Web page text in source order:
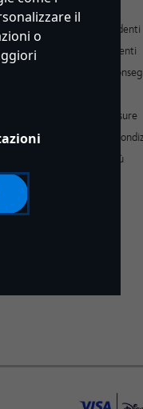
Walt
Sconto Studenti
Servizio Clienti
Ordini e
Taglie e Misure
Termini e
Scopri di più
il
o